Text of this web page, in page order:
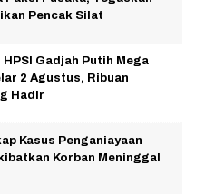
Pencak Silat
Gadjah Putih Mega
2 Agustus, Ribuan
Hadir
Kasus Penganiayaan
Korban Meninggal